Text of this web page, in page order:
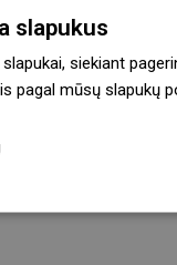
slapukus
siekiant
pagal mūsų slapukų